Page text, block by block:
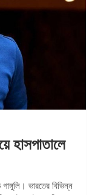
হাসপাতালে
ভারতের বিভিন্ন